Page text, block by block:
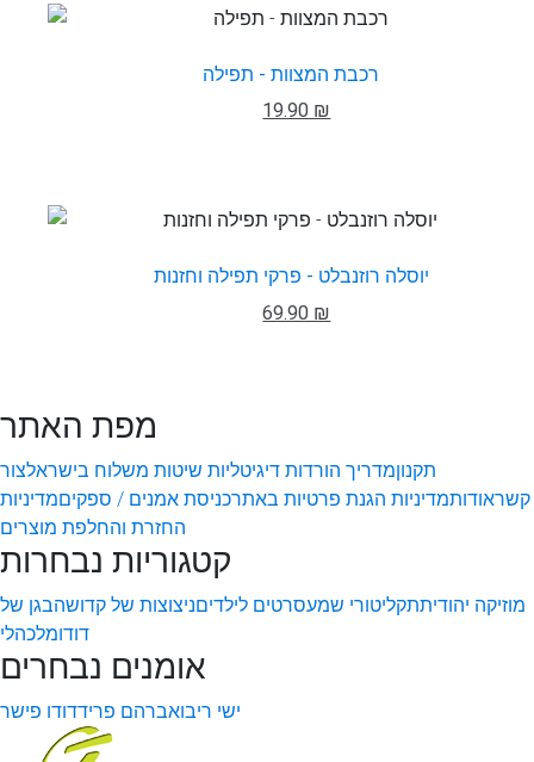
רכבת המצוות - תפילה
19.90 ₪
יוסלה רוזנבלט - פרקי תפילה וחזנות
69.90 ₪
מפת האתר
תקנוןמדריך הורדות דיגיטליות שיטות משלוח בישראלצור
קשראודותמדיניות הגנת פרטיות באתרכניסת אמנים / ספקיםמדיניות
החזרת והחלפת מוצרים
קטגוריות נבחרות
מוזיקה יהודיתתקליטורי שמעסרטים לילדיםניצוצות של קדושהבגן של
דודומלכהלי
אומנים נבחרים
ישי ריבואברהם פרידדודו פישר